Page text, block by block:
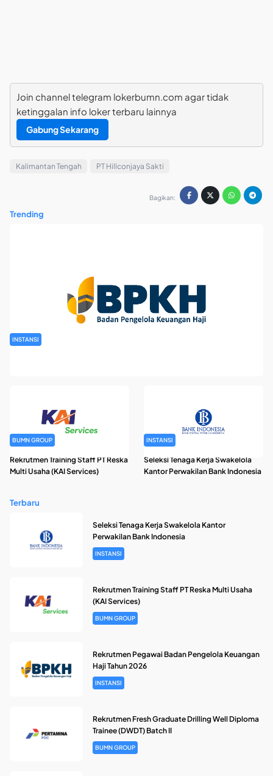
Join channel telegram lokerbumn.com agar tidak
ketinggalan info loker terbaru lainnya
Gabung Sekarang
Kalimantan Tengah PT Hillconjaya Sakti
Bagikan:
Trending
INSTANSI
BUMN GROUP
Rekrutmen Training Staff PT Reska
Multi Usaha (KAI Services)
INSTANSI
Seleksi Tenaga Kerja Swakelola
Kantor Perwakilan Bank Indonesia
Terbaru
Seleksi Tenaga Kerja Swakelola Kantor
Perwakilan Bank Indonesia
INSTANSI
Rekrutmen Training Staff PT Reska Multi Usaha
(KAI Services)
BUMN GROUP
Rekrutmen Pegawai Badan Pengelola Keuangan
Haji Tahun 2026
INSTANSI
Rekrutmen Fresh Graduate Drilling Well Diploma
Trainee (DWDT) Batch II
BUMN GROUP